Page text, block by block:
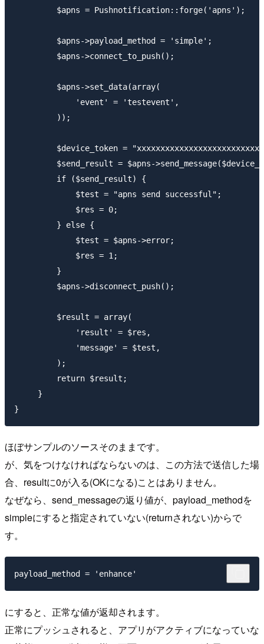
         $apns = Pushnotification::forge('apns');
         $apns->payload_method = 'simple';
         $apns->connect_to_push();
         $apns->set_data(array(
             'event' = 'testevent',
         ));
$device_token =
$send_result = $apns-
         if ($send_result) {
             $test = "apns send successful";
             $res = 0;
         } else {
             $test = $apns->error;
             $res = 1;
         }
         $apns->disconnect_push();
         $result = array(
             'result' = $res,
             'message' = $test,
         );
         return $result;
     }
}
ほぼサンプルのソースそのままです。
が、気をつけなければならないのは、この方法で送信した場
合、resultに0が入る(OKになる)ことはありません。
なぜなら、send_messageの返り値が、payload_methodを
simpleにすると指定されていない(returnされない)からで
す。
payload_method = 'enhance'
にすると、正常な値が返却されます。
正常にプッシュされると、アプリがアクティブになっていな